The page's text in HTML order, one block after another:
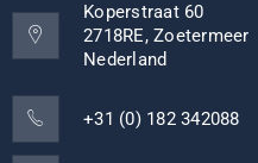
Koperstraat 60
2718RE, Zoetermeer
Nederland
+31 (0) 182 342088